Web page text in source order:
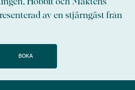
av en stjärngäst från
BOKA